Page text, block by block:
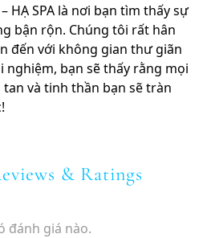
– HẠ SPA là nơi bạn tìm thấy sự
bận rộn. Chúng tôi rất hân
đến với không gian thư giãn
nghiệm, bạn sẽ thấy rằng mọi
và tinh thần bạn sẽ tràn
& Ratings
đánh giá nào.